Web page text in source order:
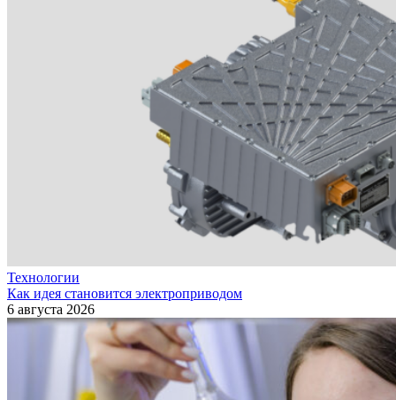
Технологии
Как идея становится электроприводом
6 августа 2026